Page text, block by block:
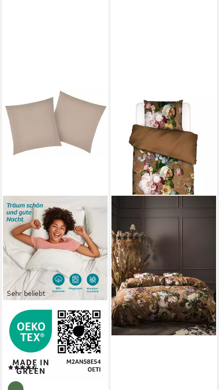
Sehr beliebt
OTTO HOME
Kissenbezüge Luisa., (2
Stück), aus 100% Baumwolle,
mit Reißverschluss,
atmungsaktiv, uni
(5394)
19,99 €
ESSENZA
Bettwäsche Fleur, Satin, 2
teilig, mit floralem Muster
(12)
89,95 €
lieferbar - in 2-3 Werktagen bei dir